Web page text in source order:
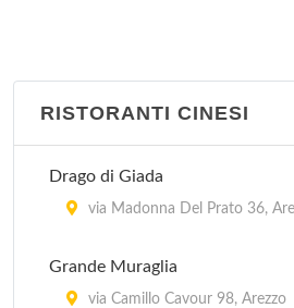
RISTORANTI CINESI
Drago di Giada
via Madonna Del Prato 36,
Grande Muraglia
via Camillo Cavour 98, Arezzo